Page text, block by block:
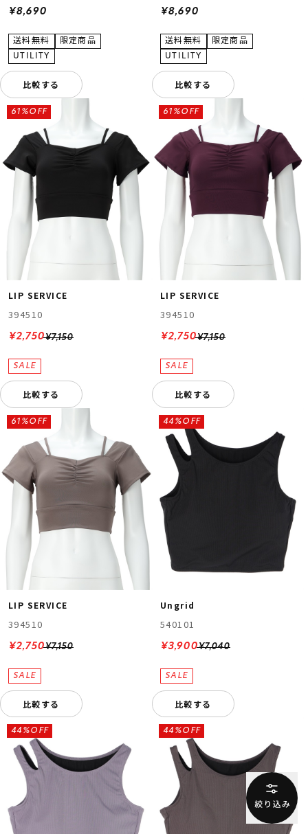
¥8,690
比較する
¥8,690
比較する
LIP SERVICE
394510
¥7,150
61%OFF
¥2,750
比較する
LIP SERVICE
394510
¥7,150
61%OFF
¥2,750
比較する
LIP SERVICE
394510
¥7,150
61%OFF
¥2,750
比較する
Ungrid
540101
¥7,040
44%OFF
¥3,900
比較する
44%OFF 44%OFF